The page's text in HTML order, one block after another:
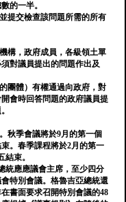
的一半。
提交檢查該問題所需的所有
構，政府成員，各級領土單
對議員提出的問題作出及
團體）有權通過向政府，對
會時回答問題的政府議員提
秋季會議將於9月的第一個
。春季課程將於2月的第一
束。
統應應議會主席，至少四分
特別會議。格魯吉亞總統還
書面要求召開特別會議的48